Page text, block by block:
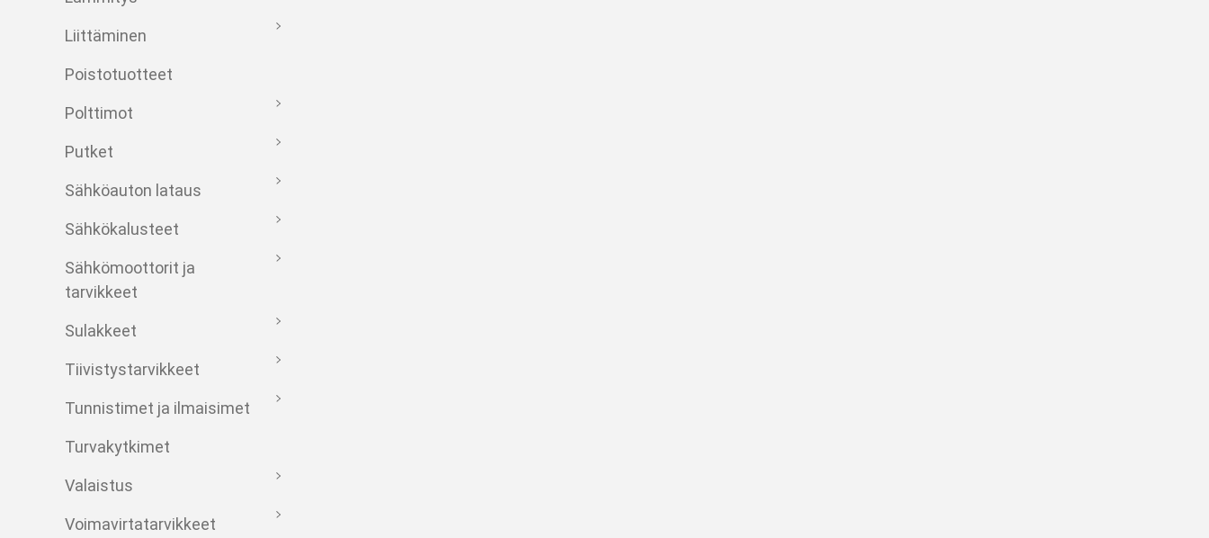
Liittäminen
Poistotuotteet
Polttimot
Putket
Sähköauton lataus
Sähkökalusteet
Sähkömoottorit ja
tarvikkeet
Sulakkeet
Tiivistystarvikkeet
Tunnistimet ja ilmaisimet
Turvakytkimet
Valaistus
Voimavirtatarvikkeet